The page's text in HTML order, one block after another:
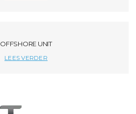
OFFSHORE UNIT
LEES VERDER